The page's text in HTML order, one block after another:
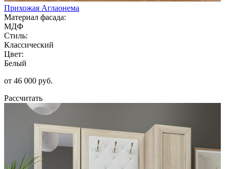
Прихожая Аглаонема
Материал фасада:
МДФ
Стиль:
Классический
Цвет:
Белый
от 46 000 руб.
Рассчитать